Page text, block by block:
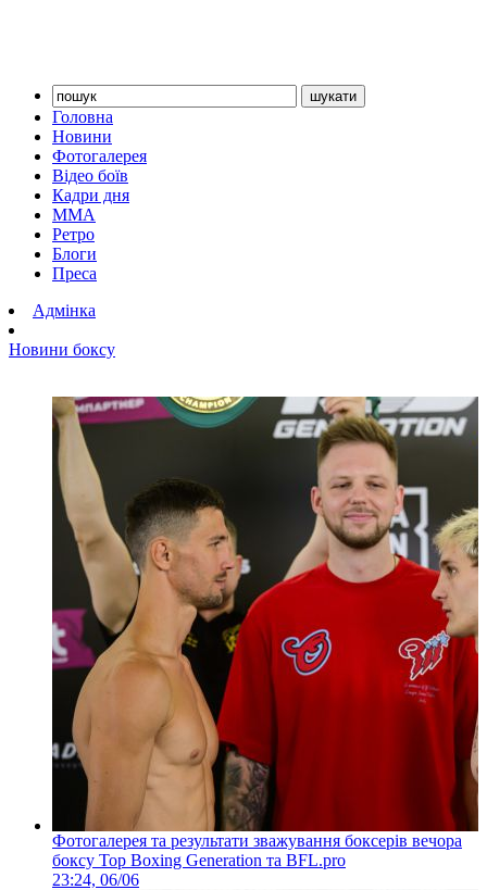
Головна
Новини
Фотогалерея
Відео боїв
Кадри дня
ММА
Ретро
Блоги
Преса
Адмінка
Новини боксу
Фотогалерея та результати зважування боксерів вечора
боксу Top Boxing Generation та BFL.pro
23:24, 06/06